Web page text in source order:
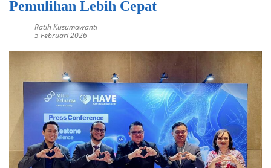
Pemulihan Lebih Cepat
Ratih Kusumawanti
5 Februari 2026